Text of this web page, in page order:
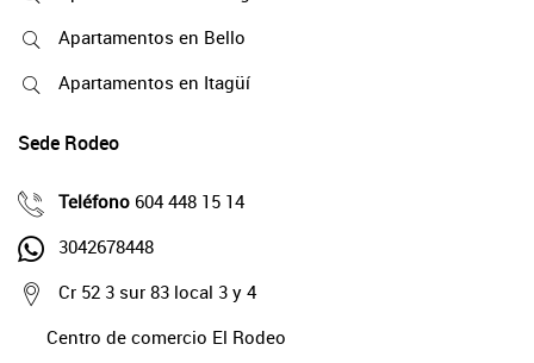
Apartamentos en Bello
Apartamentos en Itagüí
Sede Rodeo
Teléfono 604 448 15 14
3042678448
Cr 52 3 sur 83 local 3 y 4
Centro de comercio El Rodeo